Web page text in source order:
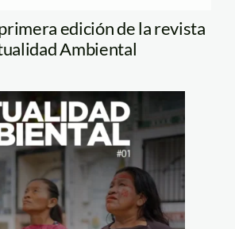
edición de la revista
Ambiental